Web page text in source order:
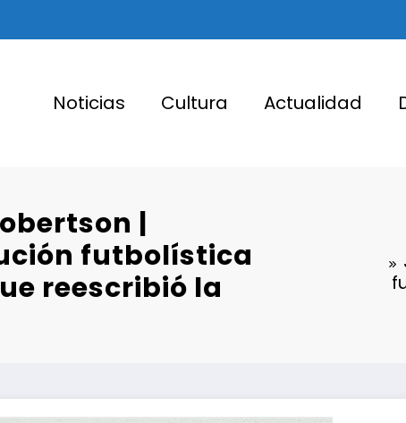
Noticias Cultura Actualidad
|
futbolística
reescribió la